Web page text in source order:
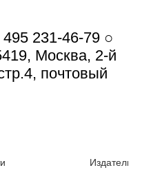
231-46-79 ○
Москва, 2-й
почтовый